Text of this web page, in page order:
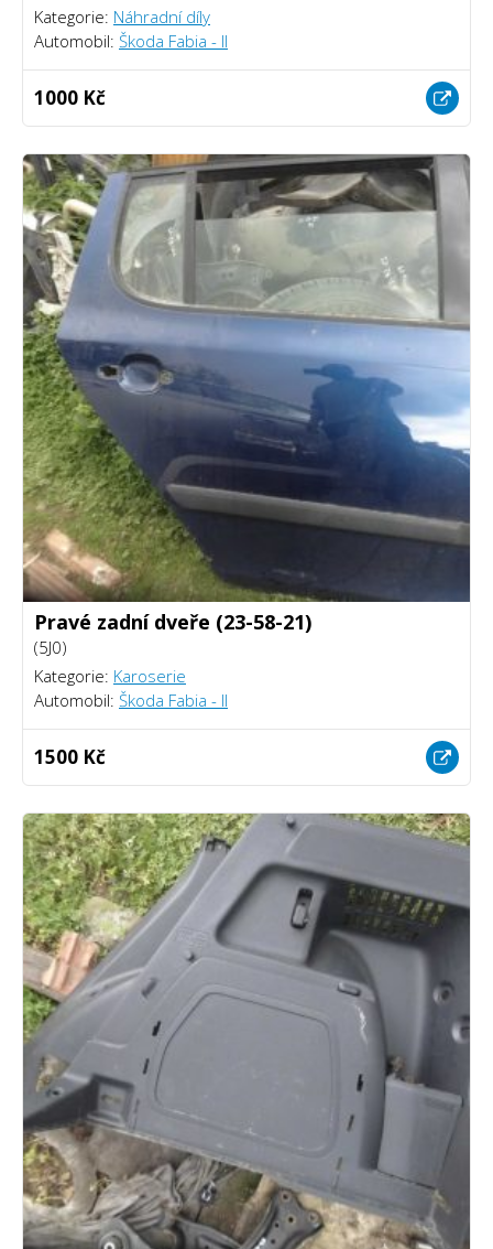
Kategorie: Náhradní díly
Automobil: Škoda Fabia - II
1000 Kč
Pravé zadní dveře (23-58-21)
(5J0)
Kategorie: Karoserie
Automobil: Škoda Fabia - II
1500 Kč